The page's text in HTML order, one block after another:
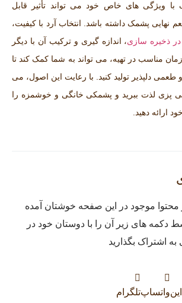
با ویژگی‌ های خاص خود می ‌تواند تأثیر قابل
نهایی پشمک داشته باشد. انتخاب آرد با کیفیت،
ذخیره‌ سازی، اندازه‌ گیری و ترکیب آن با دیگر
مناسب در تهیه، می ‌تواند به شما کمک کند تا
طعمی دلپذیر تولید کنید. با رعایت این اصول، می
پزی لذت ببرید و پشمکی خانگی و خوشمزه را
ارائه دهید.
محتوا موجود در این صفحه خوشتان آمده
دکمه های زیر آن را با دوستان خود در
اشتراک بگذارید
واتساپتلگرام